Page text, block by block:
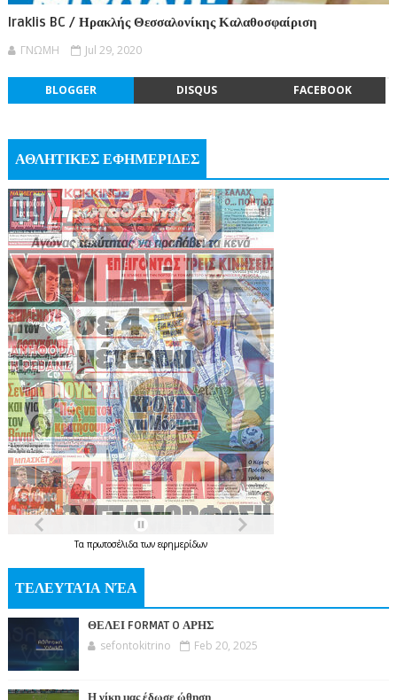
Iraklis BC / Ηρακλής Θεσσαλονίκης Καλαθοσφαίριση
ΓΝΩΜΗ Jul 29, 2020
BLOGGER DISQUS FACEBOOK
ΑΘΛΗΤΙΚΕΣ ΕΦΗΜΕΡΙΔΕΣ
Τα πρωτοσέλιδατων εφημερίδων
ΤΕΛΕΥΤΑΊΑ ΝΈΑ
ΘΕΛΕΙ FORMAT O ΑΡΗΣ
sefontokitrino Feb 20, 2025